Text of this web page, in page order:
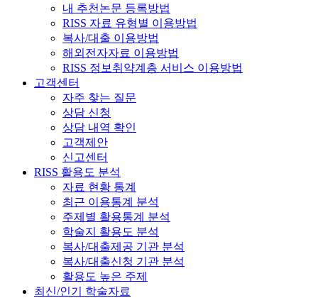
내 추천논문 등록방법
RISS 자료 유형별 이용방법
복사/대출 이용방법
해외전자자료 이용방법
RISS 정보취약계층 서비스 이용방법
고객센터
자주 찾는 질문
상담 신청
상담 내역 확인
고객제안
신고센터
RISS 활용도 분석
자료 현황 통계
최근 이용통계 분석
주제별 활용통계 분석
학술지 활용도 분석
복사/대출제공 기관 분석
복사/대출신청 기관 분석
활용도 높은 주제
최신/인기 학술자료